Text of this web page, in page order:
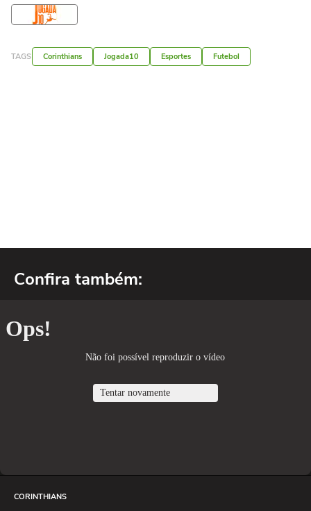
TAGS Corinthians Jogada10 Esportes Futebol
Confira também:
CORINTHIANS